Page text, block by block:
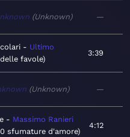
Unknown —
Ultimo
favole
3:39
Unknown —
Massimo Ranieri
sfumature d'amore
4:12